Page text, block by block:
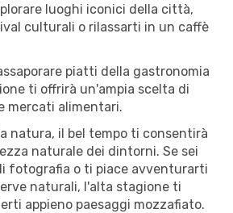
luoghi iconici della città,
culturali o rilassarti in un caffè
piatti della gastronomia
ti offrirà un'ampia scelta di
mercati alimentari.
natura, il bel tempo ti consentirà
naturale dei dintorni. Se sei
fotografia o ti piace avventurarti
naturali, l'alta stagione ti
appieno paesaggi mozzafiato.